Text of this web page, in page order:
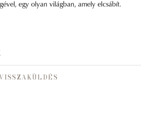
egy olyan világban, amely elcsábít.